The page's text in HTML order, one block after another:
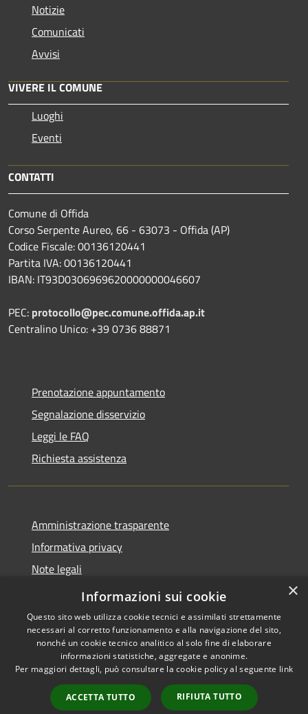
Notizie
Comunicati
Avvisi
VIVERE IL COMUNE
Luoghi
Eventi
CONTATTI
Comune di Offida
Corso Serpente Aureo, 66 - 63073 - Offida (AP)
Codice Fiscale: 00136120441
Partita IVA: 00136120441
IBAN: IT93D0306969620000000046607
PEC: protocollo@pec.comune.offida.ap.it
Centralino Unico: +39 0736 88871
Prenotazione appuntamento
Segnalazione disservizio
Leggi le FAQ
Richiesta assistenza
Amministrazione trasparente
Informativa privacy
Note legali
Dichiarazione di accessibilità
Accessibilità
Copyright © 2026 • Comune di
Offida • Powered by
Municipium•
Accesso
redazione
×
Informazioni sui cookie
Questo sito web utilizza cookie tecnici e assimilati strettamente
necessari al corretto funzionamento e alla navigazione del sito,
nonché un cookie tecnico analitico al solo fine di elaborare
informazioni statistiche, aggregate e anonime.
Per maggiori dettagli, può consultare la cookie policy al seguente link
ACCETTA TUTTO RIFIUTA TUTTO